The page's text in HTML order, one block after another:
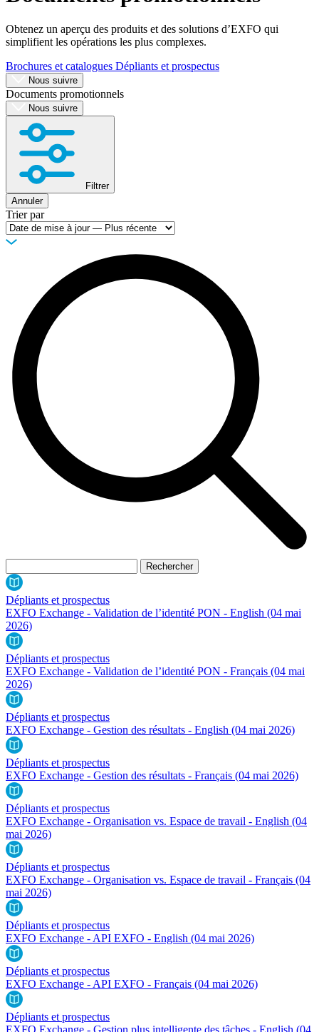
Obtenez un aperçu des produits et des solutions d’EXFO qui
simplifient les opérations les plus complexes.
Brochures et catalogues Dépliants et prospectus
Nous suivre
Documents promotionnels
Nous suivre
Filtrer
Annuler
Trier par
Dépliants et prospectus
EXFO Exchange - Validation de l’identité PON - English (04 mai
2026)
Dépliants et prospectus
EXFO Exchange - Validation de l’identité PON - Français (04 mai
2026)
Dépliants et prospectus
EXFO Exchange - Gestion des résultats - English (04 mai 2026)
Dépliants et prospectus
EXFO Exchange - Gestion des résultats - Français (04 mai 2026)
Dépliants et prospectus
EXFO Exchange - Organisation vs. Espace de travail - English (04
mai 2026)
Dépliants et prospectus
EXFO Exchange - Organisation vs. Espace de travail - Français (04
mai 2026)
Dépliants et prospectus
EXFO Exchange - API EXFO - English (04 mai 2026)
Dépliants et prospectus
EXFO Exchange - API EXFO - Français (04 mai 2026)
Dépliants et prospectus